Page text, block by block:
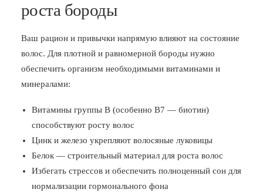
роста бороды
Ваш рацион и привычки напрямую влияют на состояние
волос. Для плотной и равномерной бороды нужно
обеспечить организм необходимыми витаминами и
минералами:
Витамины группы B (особенно B7 — биотин)
способствуют росту волос
Цинк и железо укрепляют волосяные луковицы
Белок — строительный материал для роста волос
Избегать стрессов и обеспечить полноценный сон для
нормализации гормонального фона